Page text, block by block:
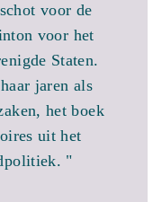
voor de
voor het
Staten.
jaren als
het boek
uit het
"